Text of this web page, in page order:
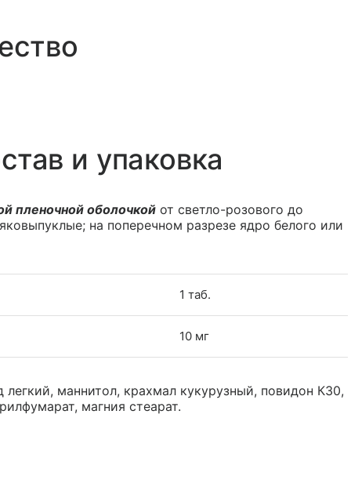
и упаковка
пленочной оболочкой от светло-розового до
на поперечном разрезе ядро белого или
1 таб.
10 мг
маннитол, крахмал кукурузный, повидон К30,
магния стеарат.